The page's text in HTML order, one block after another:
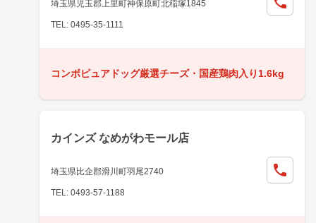
埼玉県児玉郡上里町神保原町北稲塚1845
TEL: 0495-35-1111
コンボピュアドッグ厳選チーズ・国産鶏肉入り1.6kg
カインズ なめがわモール店
埼玉県比企郡滑川町羽尾2740
TEL: 0493-57-1188